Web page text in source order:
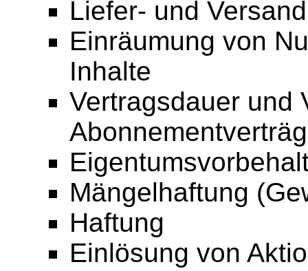
Liefer- und
Einräumung von
Inhalte
Vertragsdauer und
Mängelhaftung
Haftung
Einlösung von